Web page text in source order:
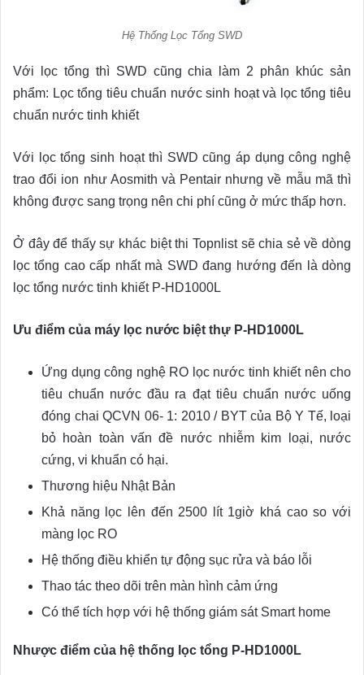
Hệ Thống Lọc Tổng SWD
Với lọc tổng thì SWD cũng chia làm 2 phân khúc sản
phẩm: Lọc tổng tiêu chuẩn nước sinh hoạt và lọc tổng tiêu
chuẩn nước tinh khiết
Với lọc tổng sinh hoạt thì SWD cũng áp dụng công nghệ
trao đổi ion như Aosmith và Pentair nhưng về mẫu mã thì
không được sang trọng nên chi phí cũng ở mức thấp hơn.
Ở đây để thấy sự khác biệt thi Topnlist sẽ chia sẻ về dòng
lọc tổng cao cấp nhất mà SWD đang hướng đến là dòng
lọc tổng nước tinh khiết P-HD1000L
Ưu điểm của máy lọc nước biệt thự P-HD1000L
Ứng dụng công nghệ RO lọc nước tinh khiết nên cho
tiêu chuẩn nước đầu ra đạt tiêu chuẩn nước uống
đóng chai QCVN 06- 1: 2010 / BYT của Bộ Y Tế, loại
bỏ hoàn toàn vấn đề nước nhiễm kim loại, nước
cứng, vi khuẩn có hại.
Thương hiệu Nhật Bản
Khả năng lọc lên đến 2500 lít 1giờ khá cao so với
màng lọc RO
Hệ thống điều khiển tự động sục rửa và báo lỗi
Thao tác theo dõi trên màn hình cảm ứng
Có thể tích hợp với hệ thống giám sát Smart home
Nhược điểm của hệ thống lọc tổng P-HD1000L